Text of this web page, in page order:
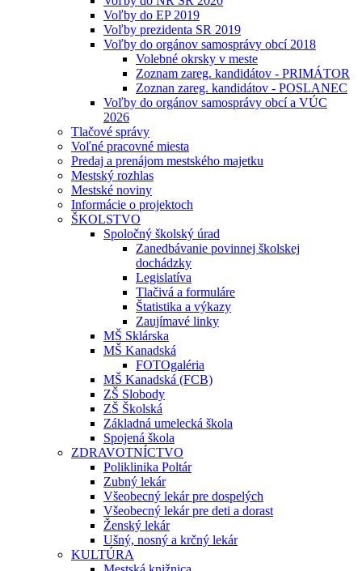
Voľby do EP 2019
Voľby prezidenta SR 2019
Voľby do orgánov samosprávy obcí 2018
Volebné okrsky v meste
Zoznam zareg. kandidátov - PRIMÁTOR
Zoznan zareg. kandidátov - POSLANEC
Voľby do orgánov samosprávy obcí a VÚC
2026
Tlačové správy
Voľné pracovné miesta
Predaj a prenájom mestského majetku
Mestský rozhlas
Mestské noviny
Informácie o projektoch
ŠKOLSTVO
Spoločný školský úrad
Zanedbávanie povinnej školskej
dochádzky
Legislatíva
Tlačivá a formuláre
Štatistika a výkazy
Zaujímavé linky
MŠ Sklárska
MŠ Kanadská
FOTOgaléria
MŠ Kanadská (FCB)
ZŠ Slobody
ZŠ Školská
Základná umelecká škola
Spojená škola
ZDRAVOTNÍCTVO
Poliklinika Poltár
Zubný lekár
Všeobecný lekár pre dospelých
Všeobecný lekár pre deti a dorast
Ženský lekár
Ušný, nosný a krčný lekár
KULTÚRA